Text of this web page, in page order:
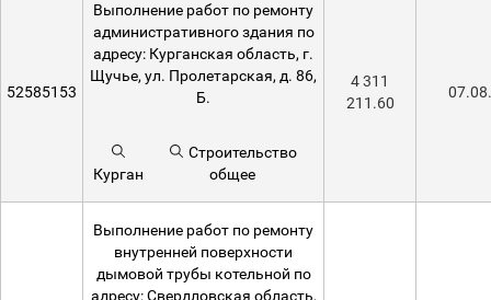
52585153
Выполнение работ по ремонту
административного здания по
адресу: Курганская область, г.
Щучье, ул. Пролетарская, д. 86,
Б.
Курган
Строительство
общее
4 311
211.60
Выполнение работ по ремонту
внутренней поверхности
дымовой трубы котельной по
адресу: Свердловская область,